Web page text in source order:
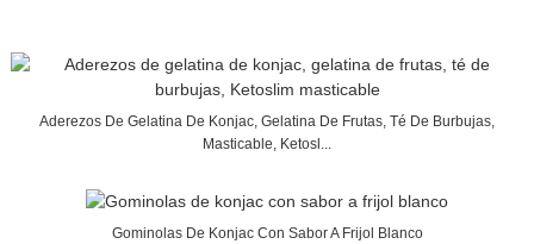
Aderezos De Gelatina De Konjac, Gelatina De Frutas, Té De Burbujas,
Masticable, Ketosl...
Gominolas De Konjac Con Sabor A Frijol Blanco